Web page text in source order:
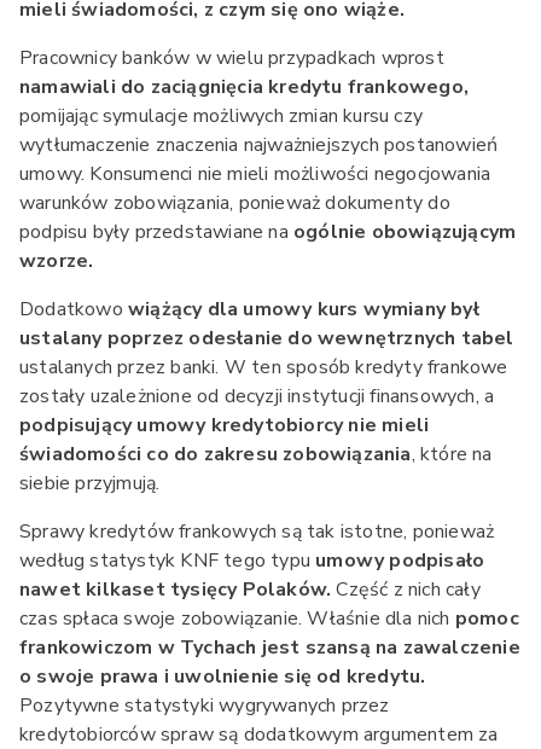
mieli świadomości, z czym się ono wiąże.
Pracownicy banków w wielu przypadkach wprost
namawiali do zaciągnięcia kredytu frankowego,
pomijając symulacje możliwych zmian kursu czy
wytłumaczenie znaczenia najważniejszych postanowień
umowy. Konsumenci nie mieli możliwości negocjowania
warunków zobowiązania, ponieważ dokumenty do
podpisu były przedstawiane na ogólnie obowiązującym
wzorze.
Dodatkowo wiążący dla umowy kurs wymiany był
ustalany poprzez odesłanie do wewnętrznych tabel
ustalanych przez banki. W ten sposób kredyty frankowe
zostały uzależnione od decyzji instytucji finansowych, a
podpisujący umowy kredytobiorcy nie mieli
świadomości co do zakresu zobowiązania, które na
siebie przyjmują.
Sprawy kredytów frankowych są tak istotne, ponieważ
według statystyk KNF tego typu umowy podpisało
nawet kilkaset tysięcy Polaków. Część z nich cały
czas spłaca swoje zobowiązanie. Właśnie dla nich pomoc
frankowiczom w Tychach jest szansą na zawalczenie
o swoje prawa i uwolnienie się od kredytu.
Pozytywne statystyki wygrywanych przez
kredytobiorców spraw są dodatkowym argumentem za